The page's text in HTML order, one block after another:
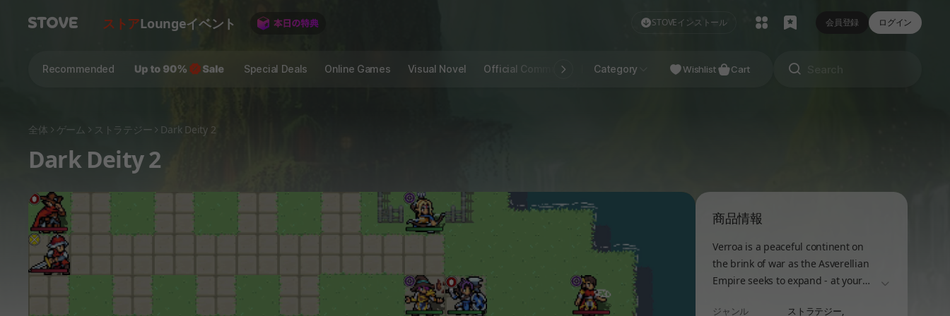
ストアLoungeイベント STOVEインストール 会員登録 ログイン
Recommended Special Deals Online Games Visual Novel Official Community STOVE INDIE Studio
Category Wishlist Cart
全体 ゲーム ストラテジー Dark Deity 2
Dark Deity 2
商品情報
Verroa is a peaceful continent on
the brink of war as the Asverellian
Empire seeks to expand - at your
더보기
ジャンル ストラテジー,